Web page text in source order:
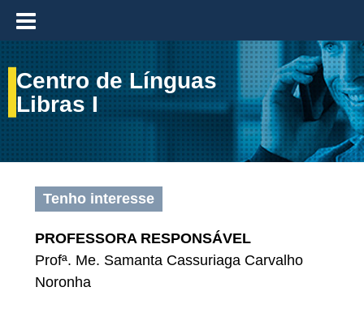
≡
Centro de Línguas
Libras I
Tenho interesse
PROFESSORA RESPONSÁVEL
Profª. Me. Samanta Cassuriaga Carvalho
Noronha